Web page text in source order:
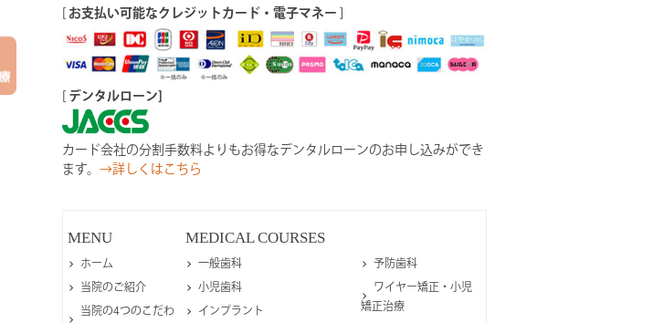
[ お支払い可能なクレジットカード・電子マネー ]
デンタルローン]
カード会社の分割手数料よりもお得なデンタルローンのお申し込みができ
ます。 →詳しくはこちら
MENU
ホーム
当院のご紹介
当院の4つのこだわ
MEDICALCOURSES
一般歯科
小児歯科
インプラント
予防歯科
ワイヤー矯正・小児
矯正治療